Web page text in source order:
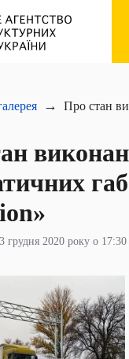
Про стан виконання робіт по
грудня 2020 року о 17:30